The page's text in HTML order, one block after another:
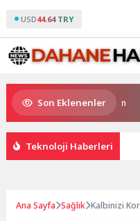
USD44.64 TRY
Son Eklenenler
Başkan Büyükakın’dan
Teknoloji Haberleri
Ana Sayfa Sağlık Kalbinizi